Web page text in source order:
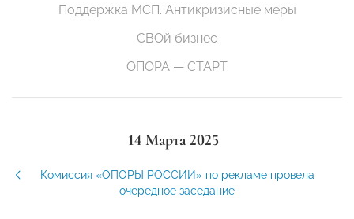
Поддержка МСП. Антикризисные меры
СВОй бизнес
ОПОРА — СТАРТ
14 Марта 2025
Комиссия «ОПОРЫ РОССИИ» по рекламе провела
очередное заседание